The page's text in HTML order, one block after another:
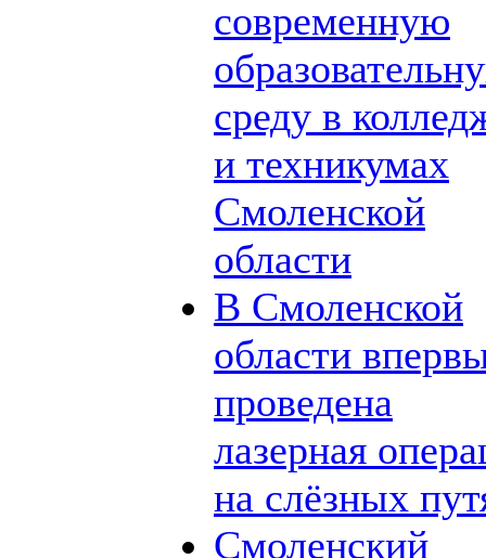
современную
среду в
и техникумах
Смоленской
области
В Смоленской
области
проведена
лазерная
на слёзных
Смоленский